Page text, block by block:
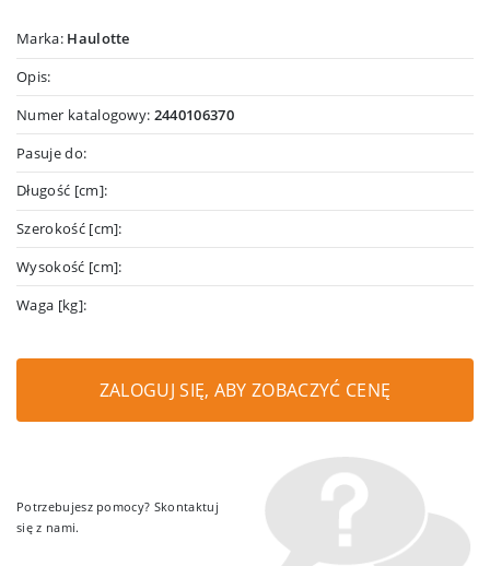
Marka: Haulotte
Opis:
Numer katalogowy: 2440106370
Pasuje do:
Długość [cm]:
Szerokość [cm]:
Wysokość [cm]:
Waga [kg]:
ZALOGUJ SIĘ, ABY ZOBACZYĆ CENĘ
Potrzebujesz pomocy? Skontaktuj
się z nami.